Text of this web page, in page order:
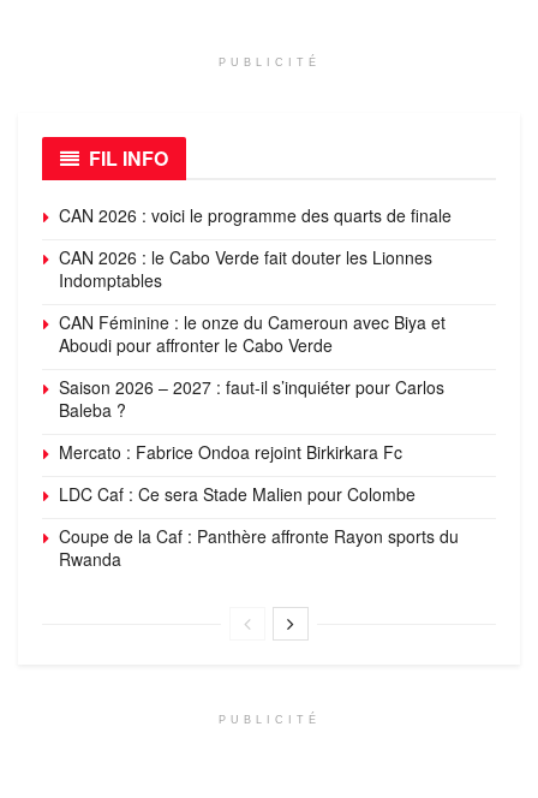
PUBLICITÉ
FIL INFO
CAN 2026 : voici le programme des quarts de finale
CAN 2026 : le Cabo Verde fait douter les Lionnes
Indomptables
CAN Féminine : le onze du Cameroun avec Biya et
Aboudi pour affronter le Cabo Verde
Saison 2026 – 2027 : faut-il s’inquiéter pour Carlos
Baleba ?
Mercato : Fabrice Ondoa rejoint Birkirkara Fc
LDC Caf : Ce sera Stade Malien pour Colombe
Coupe de la Caf : Panthère affronte Rayon sports du
Rwanda
PUBLICITÉ